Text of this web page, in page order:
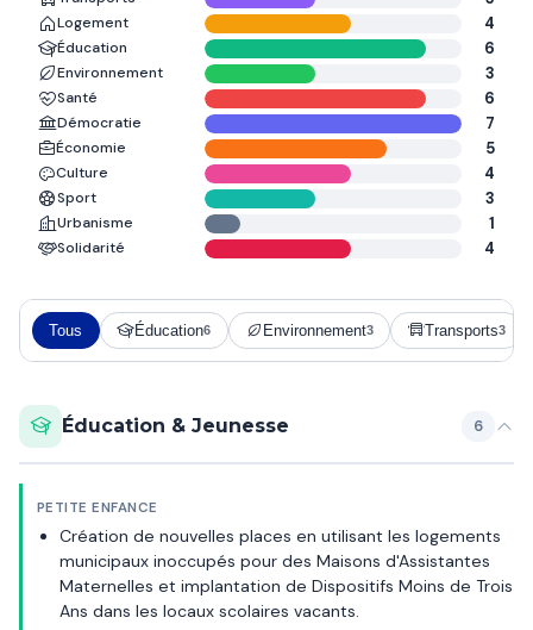
Logement 4
Éducation 6
Environnement 3
Santé 6
Démocratie 7
Économie 5
Culture 4
Sport 3
Urbanisme 1
Solidarité 4
Tous Éducation6 Environnement3 Transports3
Éducation & Jeunesse 6
PETITE ENFANCE
Création de nouvelles places en utilisant les logements
municipaux inoccupés pour des Maisons d'Assistantes
Maternelles et implantation de Dispositifs Moins de Trois
Ans dans les locaux scolaires vacants.